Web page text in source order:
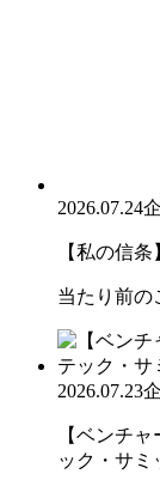
2026.07.24
【私の信
当たり前の
2026.07.23
【ベンチ
ック・サミ